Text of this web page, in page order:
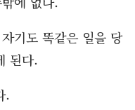
기도 똑같은 일을 당
된다.
.